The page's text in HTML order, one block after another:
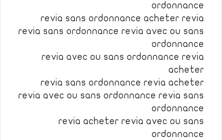
ordonnance
revia sans ordonnance acheter revia
revia sans ordonnance revia avec ou sans
ordonnance
revia avec ou sans ordonnance revia
acheter
revia sans ordonnance revia acheter
revia avec ou sans ordonnance revia sans
ordonnance
revia acheter revia avec ou sans
ordonnance